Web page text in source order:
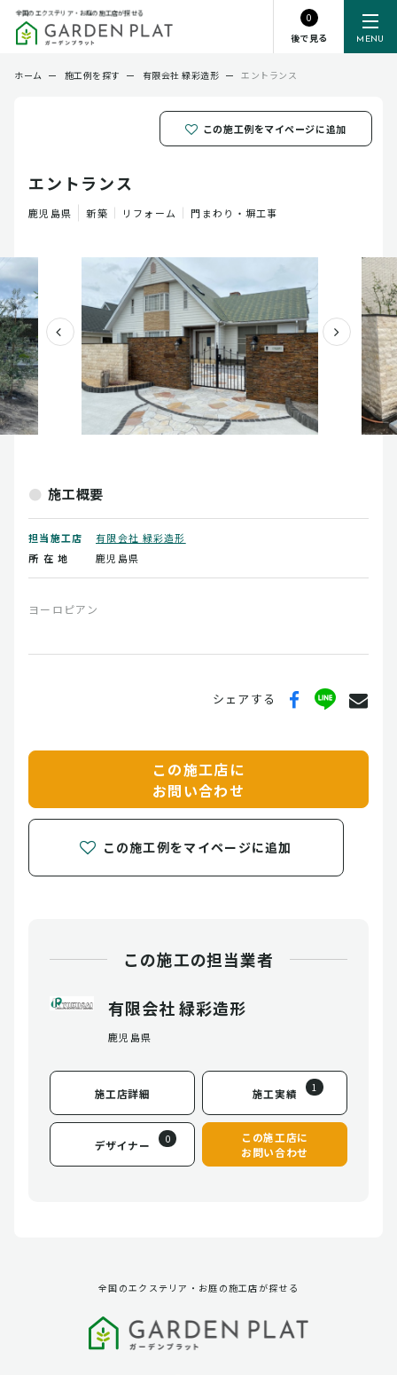
MENU
全国のエクステリア・お庭の施工店が探せる
0
後で見る
ホーム ー 施工例を探す ー 有限会社 緑彩造形 ー エントランス
この施工例をマイページに追加
エントランス
鹿児島県 新築 リフォーム 門まわり・塀工事
施工概要
担当施工店
有限会社 緑彩造形
所 在 地
鹿児島県
ヨーロピアン
シェアする
この施工店に
お問い合わせ
この施工例をマイページに追加
この施工の担当業者
有限会社 緑彩造形
鹿児島県
施工店詳細 施工実績 1
デザイナー 0
この施工店に
お問い合わせ
全国のエクステリア・お庭の施工店が探せる